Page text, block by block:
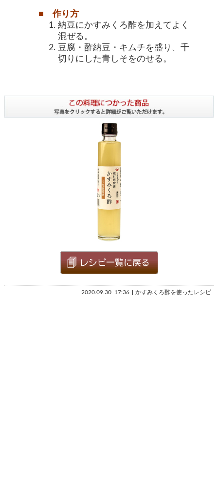
■ 作り方
納豆にかすみくろ酢を加えてよく
混ぜる。
豆腐・酢納豆・キムチを盛り、千
切りにした青しそをのせる。
2020.09.30 17:36 かすみくろ酢を使ったレシピ